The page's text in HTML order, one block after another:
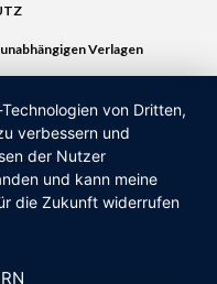
Verlagen
von Dritten,
verbessern und
der Nutzer
und kann meine
die Zukunft widerrufen